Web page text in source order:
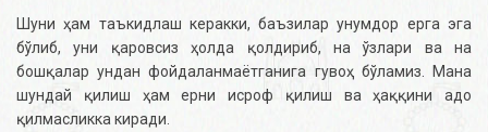
Шуни ҳам таъкидлаш керакки, баъзилар унумдор ерга эга
бўлиб, уни қаровсиз ҳолда қолдириб, на ўзлари ва на
бошқалар ундан фойдаланмаётганига гувоҳ бўламиз. Мана
шундай қилиш ҳам ерни исроф қилиш ва ҳаққини адо
қилмасликка киради.